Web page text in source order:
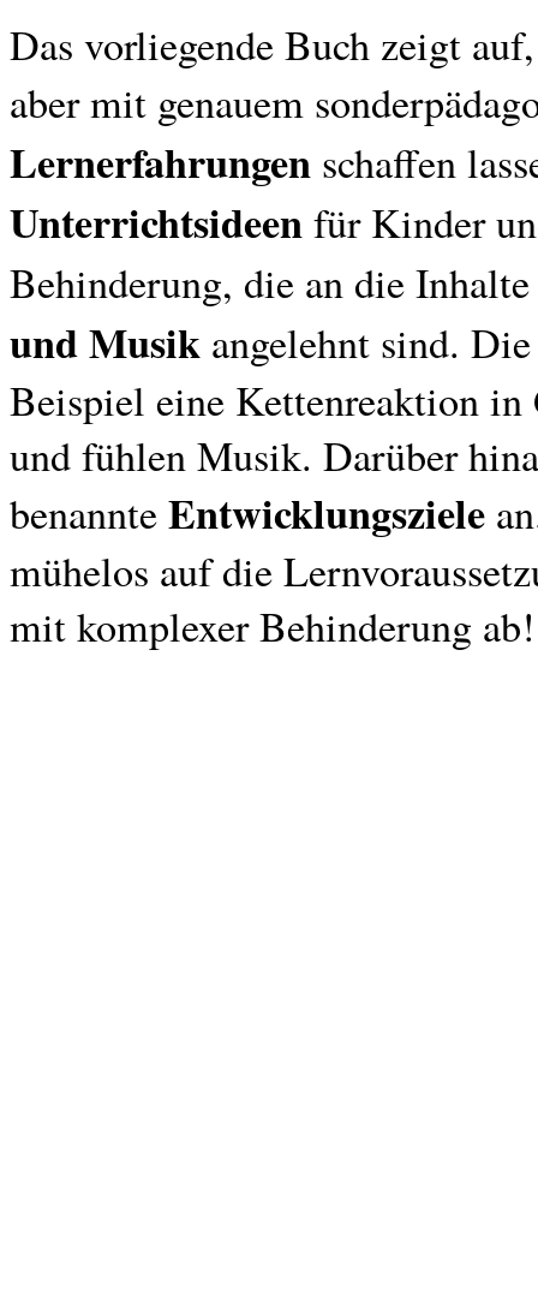
Das vorliegende Buch zeigt
aber mit genauem
Lernerfahrungen schaffen
Unterrichtsideenfür Kinder
Behinderung, die an die
und Musik angelehnt sind.
Beispiel eine Kettenreaktion in
und fühlen Musik. Darüber
benannteEntwicklungsziele
mühelos auf die
mit komplexer Behinderung ab!